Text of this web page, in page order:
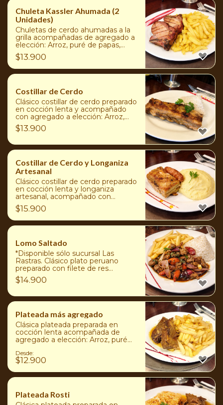
Chuleta Kassler Ahumada (2
Unidades)
Chuletas de cerdo ahumadas a la
grilla acompañadas de agregado a
elección: Arroz, puré de papas,
papas duquesas, ensaladas surtidas
o papas fritas
$13.900
Costillar de Cerdo
Clásico costillar de cerdo preparado
en cocción lenta y acompañado
con agregado a elección: Arroz,
puré de papas, papas duquesas,
ensaladas surtidas o papas fritas
$13.900
Costillar de Cerdo y Longaniza
Artesanal
Clásico costillar de cerdo preparado
en cocción lenta y longaniza
artesanal, acompañado con
agregado a elección: Arroz, puré
de papas, papas duquesas,
ensaladas surtidas o papas fritas
$15.900
Lomo Saltado
*Disponible sólo sucursal Las
Rastras. Clásico plato peruano
preparado con filete de res
salteada al wok y servido con arroz
y papas fritas
$14.900
Plateada más agregado
Clásica plateada preparada en
cocción lenta acompañada de
agregado a elección: Arroz, puré
duquesas o papas fritas
Desde:
$12.900
Plateada Rosti